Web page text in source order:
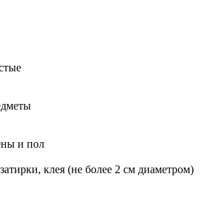
и пол
клея (не более 2 см диаметром)